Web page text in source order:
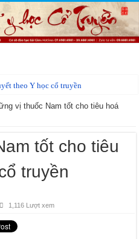
theo Y học cổ truyền
kinh bằng Đông y
vị thuốc Nam tốt cho tiêu hoá
tốt cho tiêu
truyền
1,116 Lượt xem